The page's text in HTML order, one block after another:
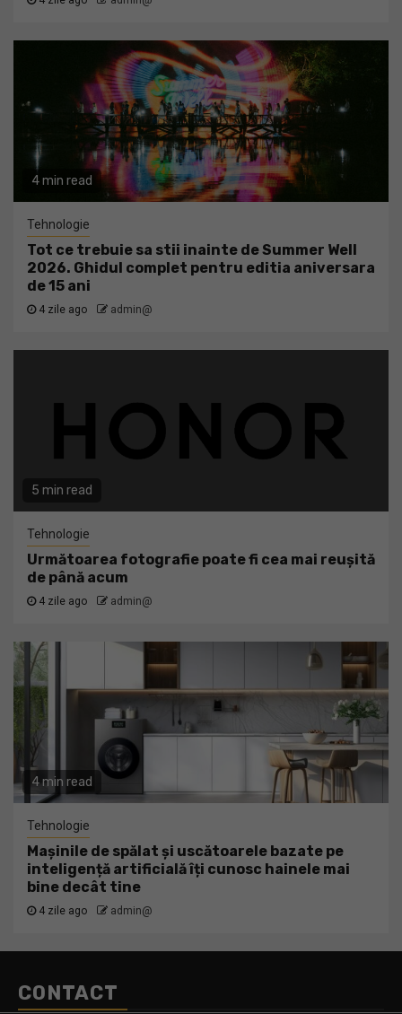
4 min read
Tehnologie
Tot ce trebuie sa stii inainte de Summer Well
2026. Ghidul complet pentru editia aniversara
de 15 ani
4 zile ago admin@
5 min read
Tehnologie
Următoarea fotografie poate fi cea mai reușită
de până acum
4 zile ago admin@
4 min read
Tehnologie
Mașinile de spălat și uscătoarele bazate pe
inteligență artificială îți cunosc hainele mai
bine decât tine
4 zile ago admin@
CONTACT